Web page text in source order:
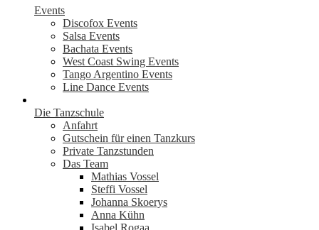
Events
Discofox Events
Salsa Events
Bachata Events
West Coast Swing Events
Tango Argentino Events
Line Dance Events
Die Tanzschule
Anfahrt
Gutschein für einen Tanzkurs
Private Tanzstunden
Das Team
Mathias Vossel
Steffi Vossel
Johanna Skoerys
Anna Kühn
Isabel Rogaa